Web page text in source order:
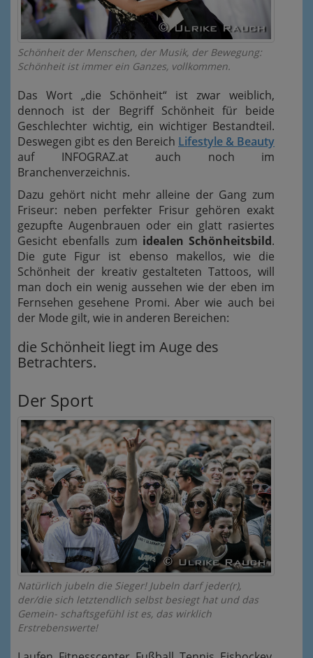
Schönheit der Menschen, der Musik, der Bewegung:
Schönheit ist immer ein Ganzes, vollkommen.
Das Wort „die Schönheit“ ist zwar weiblich,
dennoch ist der Begriff Schönheit für beide
Geschlechter wichtig, ein wichtiger Bestandteil.
Deswegen gibt es den Bereich Lifestyle & Beauty
auf INFOGRAZ.at auch noch im
Branchenverzeichnis.
Dazu gehört nicht mehr alleine der Gang zum
Friseur: neben perfekter Frisur gehören exakt
gezupfte Augenbrauen oder ein glatt rasiertes
Gesicht ebenfalls zum idealen Schönheitsbild.
Die gute Figur ist ebenso makellos, wie die
Schönheit der kreativ gestalteten Tattoos, will
man doch ein wenig aussehen wie der eben im
Fernsehen gesehene Promi. Aber wie auch bei
der Mode gilt, wie in anderen Bereichen:
die Schönheit liegt im Auge des
Betrachters.
Der Sport
Natürlich jubeln die Sieger! Jubeln darf jeder(r),
der/die sich letztendlich selbst besiegt hat und das
Gemein- schaftsgefühl ist es, das wirklich
Erstrebenswerte!